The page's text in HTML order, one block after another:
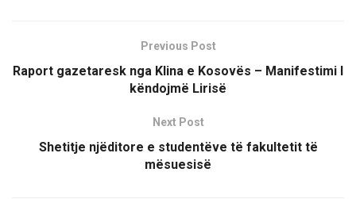
Previous Post
Raport gazetaresk nga Klina e Kosovës – Manifestimi I
këndojmë Lirisë
Next Post
Shetitje njëditore e studentëve të fakultetit të
mësuesisë